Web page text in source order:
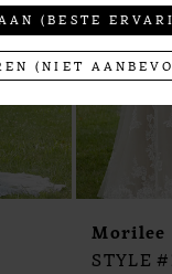
Morilee
STYLE
(BESTE
(NIET